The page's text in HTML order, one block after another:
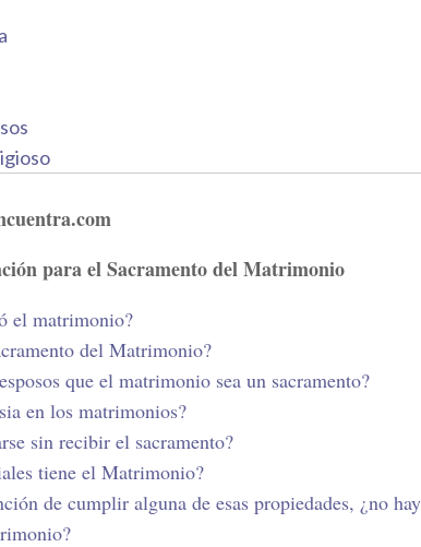
para el Sacramento del Matrimonio
el matrimonio?
del Matrimonio?
que el matrimonio sea un sacramento?
en los matrimonios?
sin recibir el sacramento?
tiene el Matrimonio?
de cumplir alguna de esas propiedades, ¿no